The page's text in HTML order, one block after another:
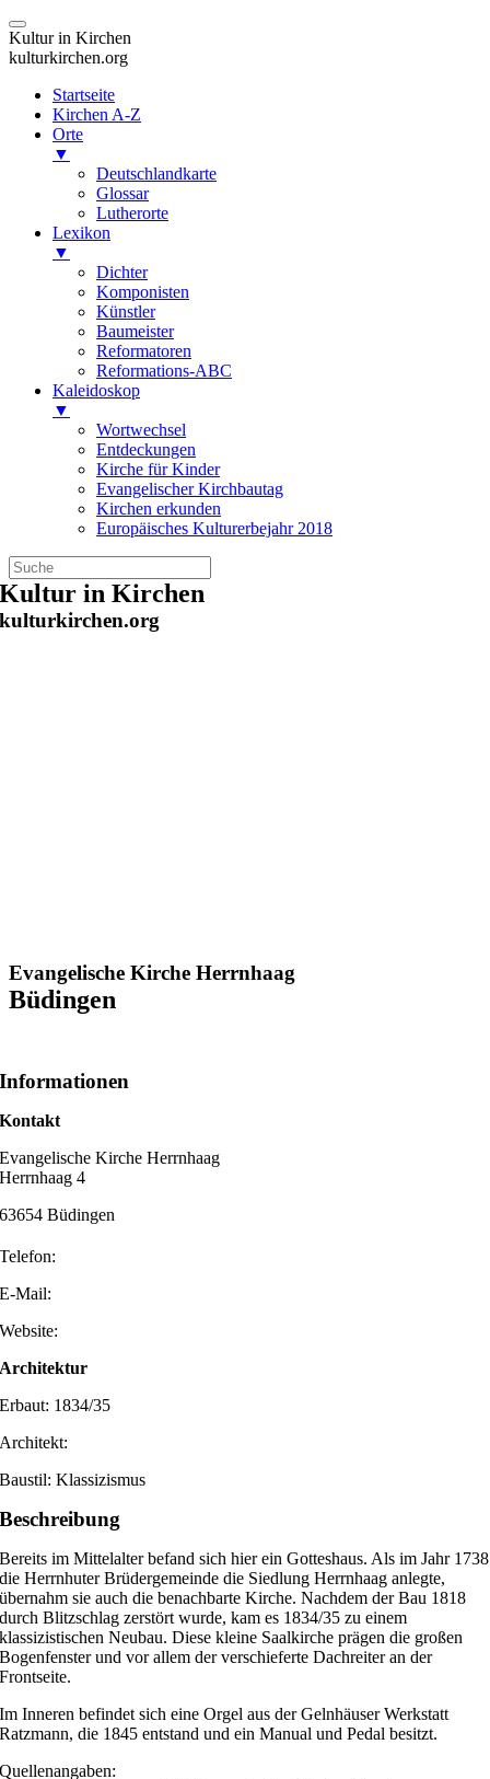
Kultur in Kirchen
kulturkirchen.org
Startseite
Kirchen A-Z
Orte
▼
Deutschlandkarte
Glossar
Lutherorte
Lexikon
▼
Dichter
Komponisten
Künstler
Baumeister
Reformatoren
Reformations-ABC
Kaleidoskop
▼
Wortwechsel
Entdeckungen
Kirche für Kinder
Evangelischer Kirchbautag
Kirchen erkunden
Europäisches Kulturerbejahr 2018
Zum
Inhalt
springen
Kultur in Kirchen
kulturkirchen.org
Evangelische Kirche Herrnhaag
Büdingen
Informationen
Kontakt
Evangelische Kirche Herrnhaag
Herrnhaag 4
63654 Büdingen
Telefon:
E-Mail:
Website:
Architektur
Erbaut: 1834/35
Architekt:
Baustil: Klassizismus
Beschreibung
Bereits im Mittelalter befand sich hier ein Gotteshaus. Als im Jahr 1738
die Herrnhuter Brüdergemeinde die Siedlung Herrnhaag anlegte,
übernahm sie auch die benachbarte Kirche. Nachdem der Bau 1818
durch Blitzschlag zerstört wurde, kam es 1834/35 zu einem
klassizistischen Neubau. Diese kleine Saalkirche prägen die großen
Bogenfenster und vor allem der verschieferte Dachreiter an der
Frontseite.
Im Inneren befindet sich eine Orgel aus der Gelnhäuser Werkstatt
Ratzmann, die 1845 entstand und ein Manual und Pedal besitzt.
Quellenangaben: